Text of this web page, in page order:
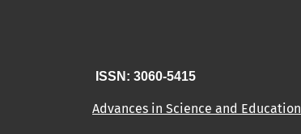
ISSN: 3060-5415
Advances in Science and Education